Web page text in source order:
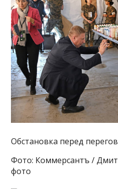
Обстановка перед
Фото: Коммерсантъ /
фото